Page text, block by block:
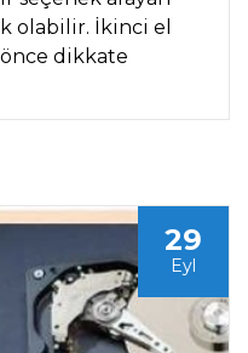
olabilir. İkinci el
dikkate
29
Eyl